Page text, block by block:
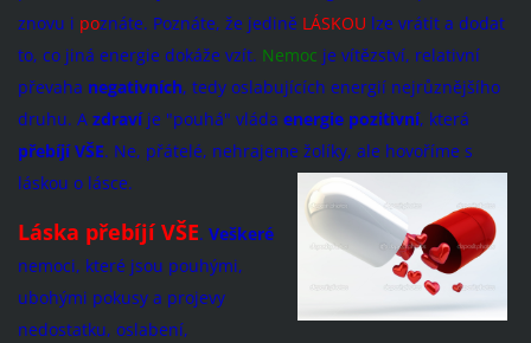
znovu i poznáte. Poznáte, že jedině LÁSKOU lze vrátit a dodat
to, co jiná energie dokáže vzít. Nemoc je vítězství, relativní
převaha negativních, tedy oslabujících energií nejrůznějšího
druhu. A zdravíje "pouhá" vláda energie pozitivní, která
přebíjí VŠE. Ne, přátelé, nehrajeme žolíky, ale hovoříme s
láskou o lásce.
Láska přebíjí VŠE. Veškeré
nemoci, které jsou pouhými,
ubohými pokusy a projevy
nedostatku, oslabení,